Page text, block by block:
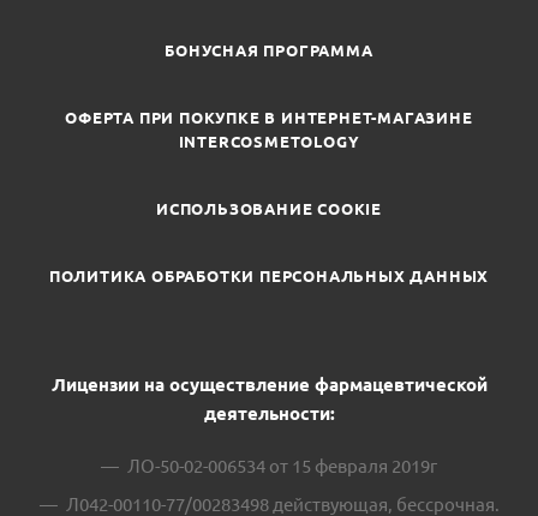
БОНУСНАЯ ПРОГРАММА
ОФЕРТА ПРИ ПОКУПКЕ В ИНТЕРНЕТ-МАГАЗИНЕ
INTERCOSMETOLOGY
ИСПОЛЬЗОВАНИЕ COOKIE
ПОЛИТИКА ОБРАБОТКИ ПЕРСОНАЛЬНЫХ ДАННЫХ
Лицензии на осуществление фармацевтической
деятельности:
ЛО-50-02-006534 от 15 февраля 2019г
Л042-00110-77/00283498 действующая, бессрочная.